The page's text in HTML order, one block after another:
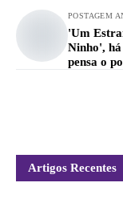
POSTAGEM
'Um
Ninho', há
pensa o
Artigos Recentes